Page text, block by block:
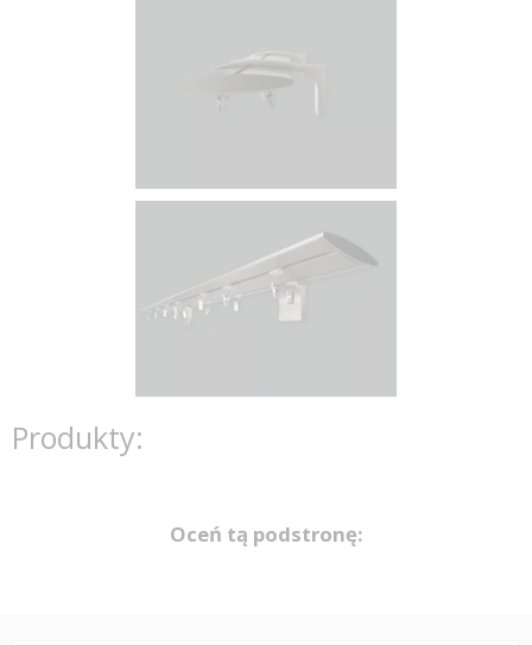
Produkty:
Oceń tą podstronę: